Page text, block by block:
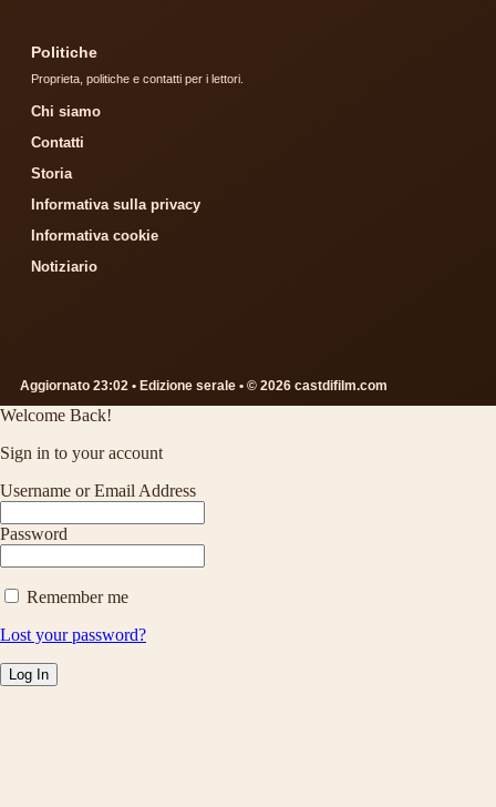
Politiche
Proprieta, politiche e contatti per i lettori.
Chi siamo
Contatti
Storia
Informativa sulla privacy
Informativa cookie
Notiziario
Aggiornato 23:02 • Edizione serale • © 2026 castdifilm.com
Welcome Back!
Sign in to your account
Username or Email Address
Password
Remember me
Lost your password?